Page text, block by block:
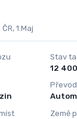
1.Maj
Stav
Země